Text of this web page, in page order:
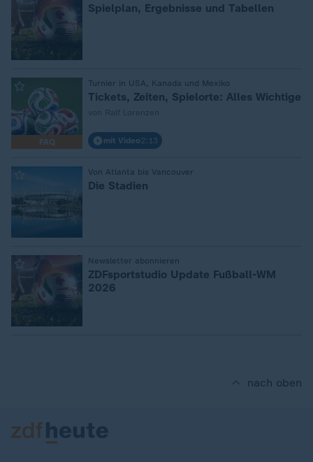
Spielplan, Ergebnisse und Tabellen
FAQ
Turnier in USA, Kanada und Mexiko
Tickets, Zeiten, Spielorte: Alles Wichtige
mit Video2:13
Von Atlanta bis Vancouver
Die Stadien
Newsletter abonnieren
ZDFsportstudio Update Fußball-WM
2026
nach oben